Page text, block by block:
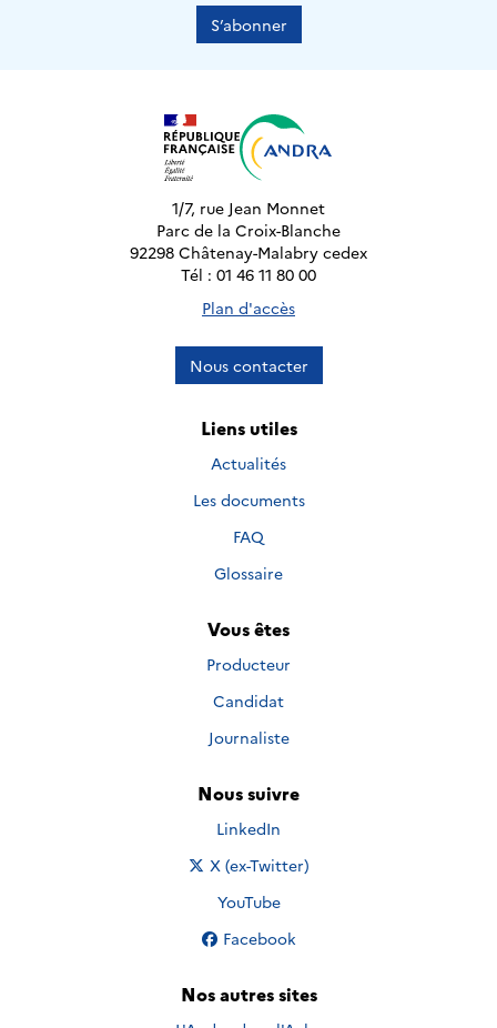
S’abonner
1/7, rue Jean Monnet
Parc de la Croix-Blanche
92298 Châtenay-Malabry cedex
Tél : 01 46 11 80 00
Plan d'accès
Nous contacter
Liens utiles
Actualités
Les documents
FAQ
Glossaire
Vous êtes
Producteur
Candidat
Journaliste
Nous suivre
Nous suivre sur
LinkedIn
Nous suivre sur
X (ex-Twitter)
Nous suivre sur
YouTube
Nous suivre sur
Facebook
Nos autres sites